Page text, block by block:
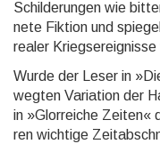
Schilde­rungen wie
nete Fiktion und
realer Kriegs­ereig­nisse
Wurde der Leser in
wegten Variation der
in »Glor­reiche
ren wichtige